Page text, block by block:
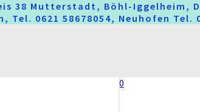
38 Mutterstadt, Böhl-
0621 58678054, Neuhofen Tel.
0